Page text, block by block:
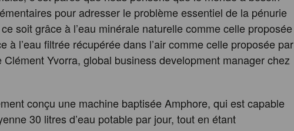
pour adresser le problème essentiel de la pénurie
soit grâce à l’eau minérale naturelle comme celle proposée
à l’eau filtrée récupérée dans l’air comme celle proposée par
Clément Yvorra, global business development manager chez
conçu une machine baptisée Amphore, qui est capable
30 litres d’eau potable par jour, tout en étant